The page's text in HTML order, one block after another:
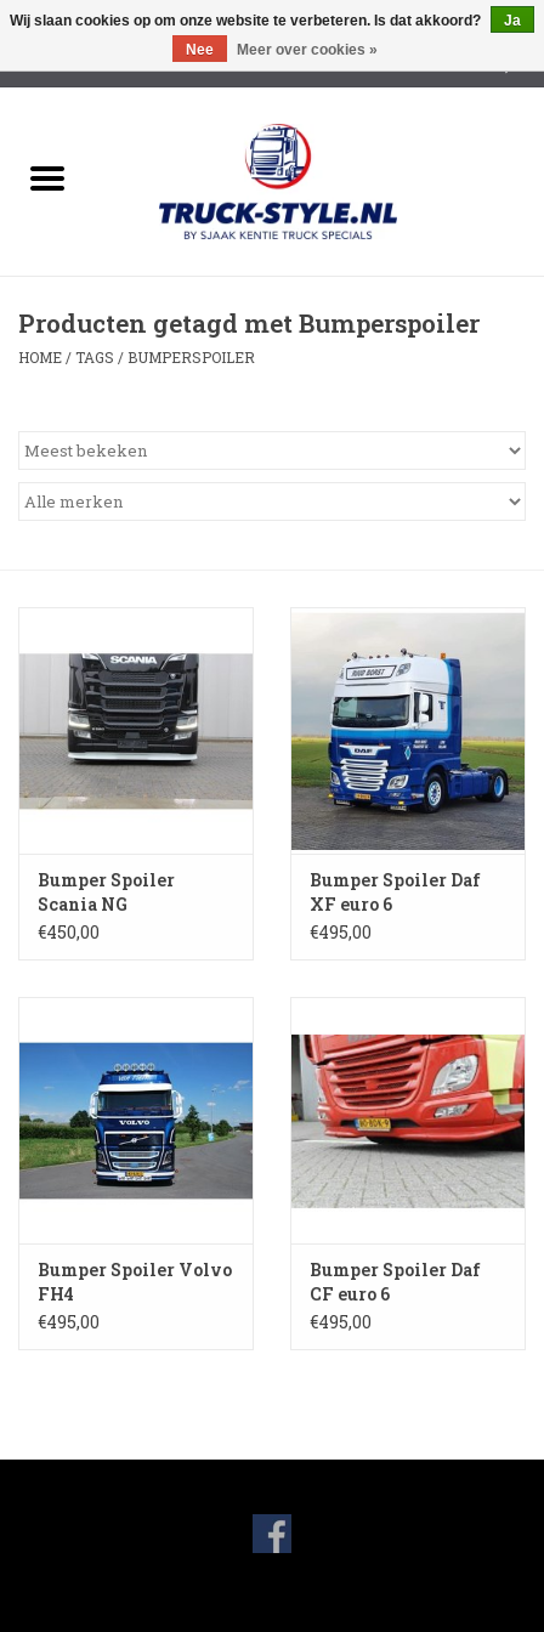
Lichtreclame Led
Led Triple Sign
Cabine trapjes
Bumper Spoilers
Stoel Verlagen
Klompen
Shop
3-spaak stuurwiel
Verlichting
Producten getagd met Bumperspoiler
HOME /TAGS / BUMPERSPOILER
Bumper Spoiler
Scania NG
€450,00
Bumper Spoiler Daf
XF euro 6
€495,00
Bumper Spoiler Volvo
FH4
€495,00
Bumper Spoiler Daf
CF euro 6
€495,00
Wij slaan cookies op om onze website te verbeteren. Is dat akkoord?
Ja
Nee
Meer over cookies »